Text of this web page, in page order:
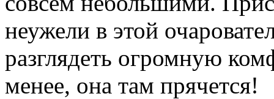
неужели в этой
разглядеть огромную
менее, она там прячется!